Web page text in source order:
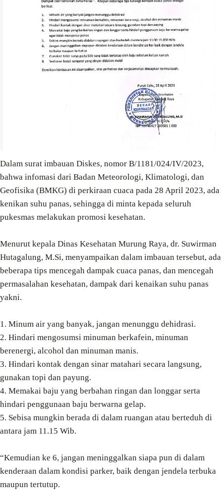
Dalam surat imbauan Diskes, nomor B/1181/024/IV/2023,
bahwa infomasi dari Badan Meteorologi, Klimatologi, dan
Geofisika (BMKG) di perkiraan cuaca pada 28 April 2023, ada
kenikan suhu panas, sehingga di minta kepada seluruh
pukesmas melakukan promosi kesehatan.
Menurut kepala Dinas Kesehatan Murung Raya, dr. Suwirman
Hutagalung, M.Si, menyampaikan dalam imbauan tersebut, ada
beberapa tips mencegah dampak cuaca panas, dan mencegah
permasalahan kesehatan, dampak dari kenaikan suhu panas
yakni.
1. Minum air yang banyak, jangan menunggu dehidrasi.
2. Hindari mengosumsi minuman berkafein, minuman
berenergi, alcohol dan minuman manis.
3. Hindari kontak dengan sinar matahari secara langsung,
gunakan topi dan payung.
4. Memakai baju yang berbahan ringan dan longgar serta
hindari penggunaan baju berwarna gelap.
5. Sebisa mungkin berada di dalam ruangan atau berteduh di
antara jam 11.15 Wib.
“Kemudian ke 6, jangan meninggalkan siapa pun di dalam
kenderaan dalam kondisi parker, baik dengan jendela terbuka
maupun tertutup.